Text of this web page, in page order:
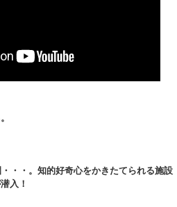
・・。知的好奇心をかきたてられる施設
入！